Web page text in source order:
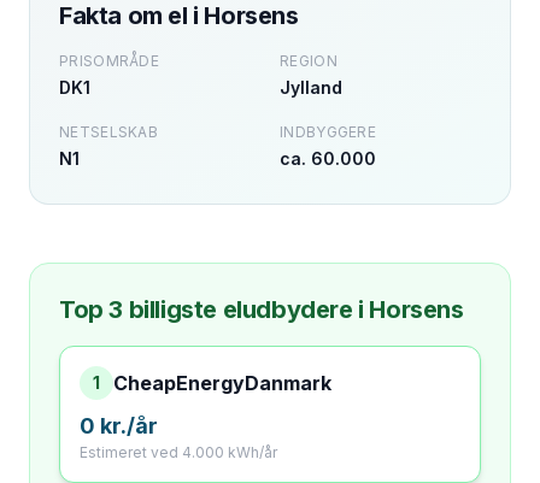
Fakta om el i Horsens
PRISOMRÅDE
DK1
REGION
Jylland
NETSELSKAB
N1
INDBYGGERE
ca. 60.000
Top 3 billigste eludbydere i Horsens
1 CheapEnergyDanmark
0 kr./år
Estimeret ved 4.000 kWh/år